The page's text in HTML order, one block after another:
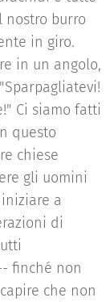
nostro burro
in giro.
in un angolo,
Ci siamo fatti
questo
chiese
gli uomini
a
di
finché non
che non